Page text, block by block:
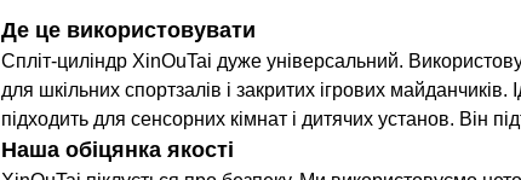
Де це використовувати
Спліт-циліндр XinOuTai дуже універсальний.
для шкільних спортзалів і закритих ігрових
підходить для сенсорних кімнат і дитячих установ. Він
Наша обіцянка якості